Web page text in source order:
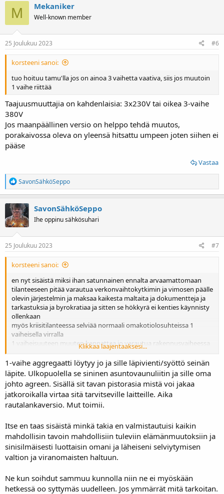
M Mekaniker
Well-known member
25 Joulukuu 2023 #6
korsteeni sanoi:
tuo hoituu tamu'lla jos on ainoa 3 vaihetta vaativa, siis jos muutoin
1 vaihe riittää
Taajuusmuuttajia on kahdenlaisia: 3x230V tai oikea 3-vaihe
380V
Jos maanpäällinen versio on helppo tehdä muutos,
porakaivossa oleva on yleensä hitsattu umpeen joten siihen ei
pääse
Vastaa
R
e
a
k
t
i
o
t
:
SavonSähköSeppo
SavonSähköSeppo
Ihe oppinu sähkösuhari
25 Joulukuu 2023 #7
korsteeni sanoi:
en nyt sisäistä miksi ihan satunnainen ennalta arvaamattomaan
tilanteeseen pitää varautua verkonvaihtokytkimin ja vimosen päälle
olevin järjestelmin ja maksaa kaikesta maltaita ja dokumentteja ja
tarkastuksia ja byrokratiaa ja sitten se hökkyrä ei kenties käynnisty
ollenkaan
myös kriisitilanteessa selviää normaali omakotiolosuhteissa 1
vaiheisella virralla
1 vaiheisuuteen muuten kannattaa jo varautua rakennusvaiheessa
kriittisissä laitteissa joissa voimavirrasta ei käytännössä ole mitään
merkittävää hyötyä
meillä on vanha milleniumina ostettu 2kw riksratton mitä vuosittain
nykäisen käyntiin pariksi minuutiksi
hintaa sillä oli parisataa markkaa
laittomalla kielletyllä uros-uros kaapelilla se toimii kun
pääkatkaisimesta kääntää IVO n irti
ja 8x250ah akkuja
niiden tuottoa ei edes pysty suuntaamaan verkkoon päin
Klikkaa laajentaaksesi...
1-vaihe aggregaatti löytyy jo ja sille läpivienti/syöttö seinän
läpite. Ulkopuolella se sininen asuntovaunuliitin ja sille oma
johto agreen. Sisällä sit tavan pistorasia mistä voi jakaa
jatkoroikalla virtaa sitä tarvitseville laitteille. Aika
rautalankaversio. Mut toimii.
Itse en taas sisäistä minkä takia en valmistautuisi kaikin
mahdollisin tavoin mahdollisiin tuleviin elämänmuutoksiin ja
sinisilmäisesti luottaisin omani ja läheiseni selviytymisen
valtion ja viranomaisten haltuun.
Ne kun soihdut sammuu kunnolla niin ne ei myöskään
hetkessä oo syttymäs uudelleen. Jos ymmärrät mitä tarkoitan.